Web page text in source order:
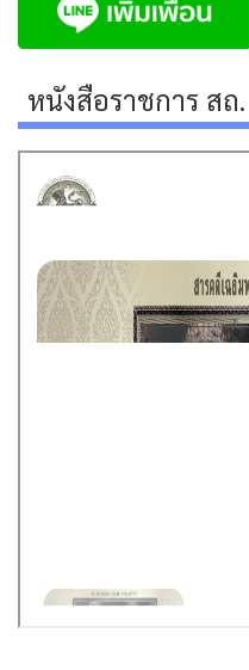
หนังสือราชการ สถ.